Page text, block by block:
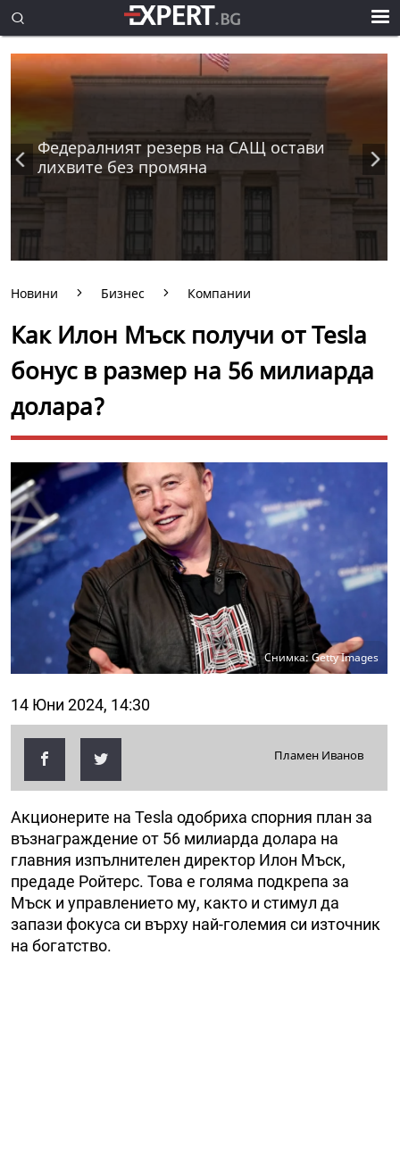
Федералният резерв на САЩ остави
лихвите без промяна
Новини Бизнес Компании
Как Илон Мъск получи от Tesla
бонус в размер на 56 милиарда
долара?
Снимка: Getty Images
14 Юни 2024, 14:30
Пламен Иванов
Акционерите на Tesla одобриха спорния план за
възнаграждение от 56 милиарда долара на
главния изпълнителен директор Илон Мъск,
предаде Ройтерс. Това е голяма подкрепа за
Мъск и управлението му, както и стимул да
запази фокуса си върху най-големия си източник
на богатство.